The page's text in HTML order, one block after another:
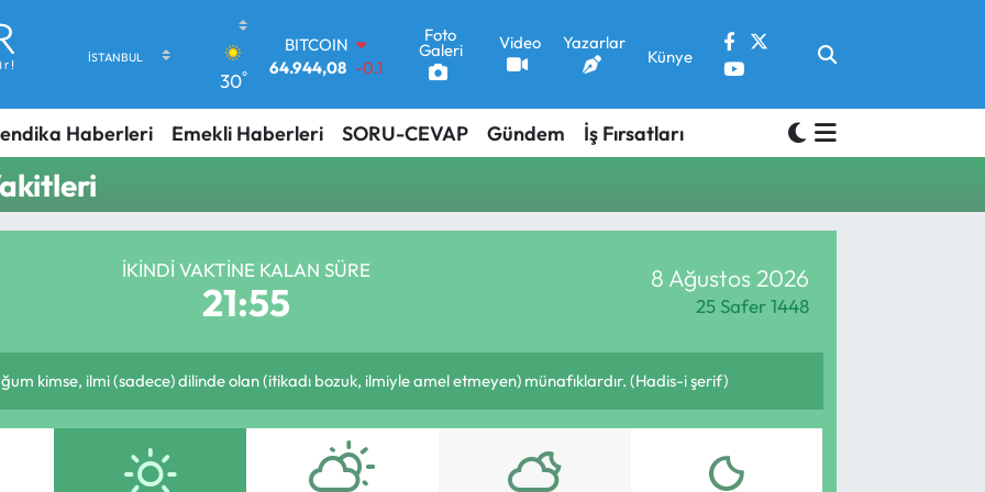
30°
BITCOIN
64.944,08 -0.18
47,7436 0.18
EURO
55,2510 0.32
GRAM ALTIN
BİST100
13.779
Foto
Galeri Video Yazarlar
Künye
Haberleri Emekli Haberleri SORU-CEVAP Gündem İş Fırsatları
İKINDI VAKTINE KALAN SÜRE
21:54
8 Ağustos 2026
25 Safer 1448
kimse, ilmi (sadece) dilinde olan (itikadı bozuk, ilmiyle amel etmeyen) münafıklardır. (Hadis-i şerif)